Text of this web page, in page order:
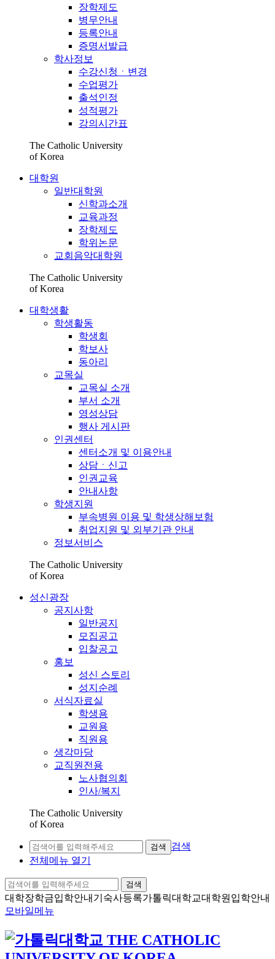
장학제도
병무안내
등록안내
증명서발급
학사정보
수강신청ㆍ변경
수업평가
출석인정
성적평가
강의시간표
The Catholic University
of Korea
대학원
일반대학원
신학과소개
교육과정
장학제도
학위논문
교회음악대학원
The Catholic University
of Korea
대학생활
학생활동
학생회
학보사
동아리
교목실
교목실 소개
부서 소개
영성상담
행사 게시판
인권센터
센터소개 및 이용안내
상담ㆍ신고
인권교육
안내사항
학생지원
부속병원 이용 및 학생상해보험
취업지원 및 외부기관 안내
정보서비스
The Catholic University
of Korea
성신광장
공지사항
일반공지
모집공고
입찰공고
홍보
성신 스토리
성지순례
서식자료실
학생용
교원용
직원용
생각마당
교직원전용
노사협의회
인사/복지
The Catholic University
of Korea
검색
검색
전체메뉴 열기
검색
대학장학금입학안내 기숙사등록가톨릭대학교대학원입학안내
모바일메뉴